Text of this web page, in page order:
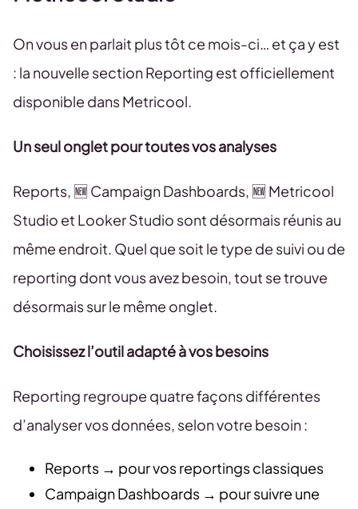
On vous en parlait plus tôt ce mois-ci… et ça y est
: la nouvelle section Reporting est officiellement
disponible dans Metricool.
Un seul onglet pour toutes vos analyses
Reports, 🆕 Campaign Dashboards, 🆕 Metricool
Studio et Looker Studio sont désormais réunis au
même endroit. Quel que soit le type de suivi ou de
reporting dont vous avez besoin, tout se trouve
désormais sur le même onglet.
Choisissez l’outil adapté à vos besoins
Reporting regroupe quatre façons différentes
d’analyser vos données, selon votre besoin :
Reports → pour vos reportings classiques
Campaign Dashboards → pour suivre une